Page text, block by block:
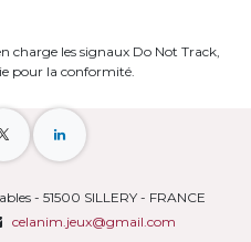
charge les signaux Do Not Track,
pour la conformité.
- 51500 SILLERY - FRANCE
celanim.jeux@gmail.com